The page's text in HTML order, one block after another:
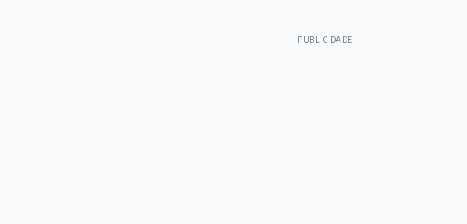
PUBLICIDADE